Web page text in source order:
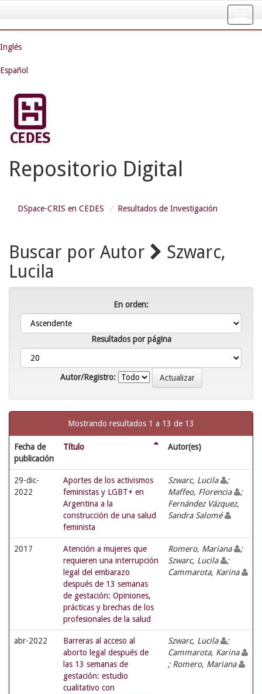
navigation
Inglés
Español
Repositorio Digital
DSpace-CRIS en CEDES Resultados de Investigación
Buscar por Autor
Szwarc,
Lucila
En orden:
Resultados por página
Autor/Registro:
Mostrando resultados 1 a 13 de 13
Fecha de
publicación
Título Autor(es)
29-dic-
2022
Aportes de los activismos
feministas y LGBT+ en
Argentina a la
construcción de una salud
feminista
Szwarc, Lucila
;
Maffeo, Florencia
;
Fernández Vázquez,
Sandra Salomé
2017
Atención a mujeres que
requieren una interrupción
legal del embarazo
después de 13 semanas
de gestación: Opiniones,
prácticas y brechas de los
profesionales de la salud
Romero, Mariana
;
Szwarc, Lucila
;
Cammarota, Karina
abr-2022
Barreras al acceso al
aborto legal después de
las 13 semanas de
gestación: estudio
cualitativo con
Szwarc, Lucila
;
Cammarota, Karina
; Romero, Mariana